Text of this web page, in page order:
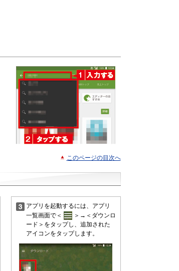
このページの目次へ
アプリを起動するには、アプリ
一覧画面で＜
＞→＜ダウンロ
ード＞をタップし、追加された
アイコンをタップします。